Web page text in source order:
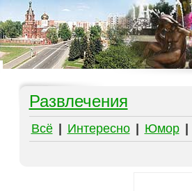
Развлечения
Всё Интересно Юмор